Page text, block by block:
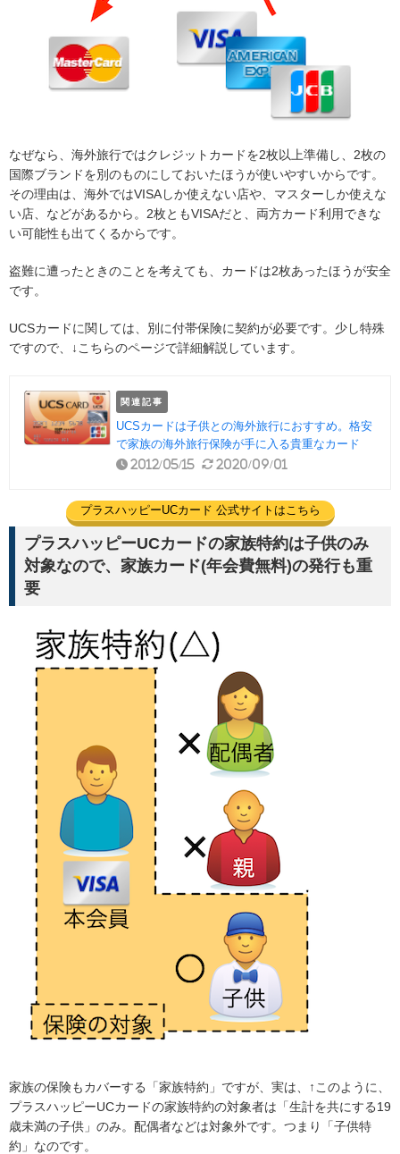
なぜなら、海外旅行ではクレジットカードを2枚以上準備し、2枚の
国際ブランドを別のものにしておいたほうが使いやすいからです。
その理由は、海外ではVISAしか使えない店や、マスターしか使えな
い店、などがあるから。2枚ともVISAだと、両方カード利用できな
い可能性も出てくるからです。
盗難に遭ったときのことを考えても、カードは2枚あったほうが安全
です。
UCSカードに関しては、別に付帯保険に契約が必要です。少し特殊
ですので、↓こちらのページで詳細解説しています。
関連記事
UCSカードは子供との海外旅行におすすめ。格安
で家族の海外旅行保険が手に入る貴重なカード
2012/05/15 2020/09/01
プラスハッピーUCカード 公式サイトはこちら
プラスハッピーUCカードの家族特約は子供のみ
対象なので、家族カード(年会費無料)の発行も重
要
家族の保険もカバーする「家族特約」ですが、実は、↑このように、
プラスハッピーUCカードの家族特約の対象者は「生計を共にする19
歳未満の子供」のみ。配偶者などは対象外です。つまり「子供特
約」なのです。